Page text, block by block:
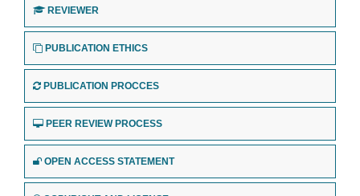
REVIEWER
PUBLICATION ETHICS
PUBLICATION PROCCES
PEER REVIEW PROCESS
OPEN ACCESS STATEMENT